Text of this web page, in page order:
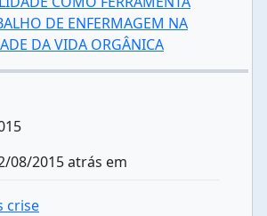
DE ENFERMAGEM NA
DA VIDA ORGÂNICA
08/2015 atrás em
crise